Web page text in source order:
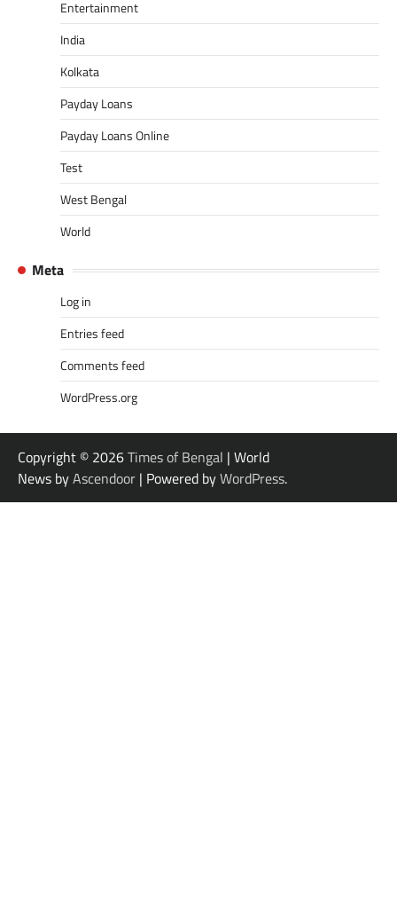
Entertainment
India
Kolkata
Payday Loans
Payday Loans Online
Test
West Bengal
World
Meta
Log in
Entries feed
Comments feed
WordPress.org
Copyright © 2026Times of Bengal | World
News byAscendoor | Powered byWordPress.